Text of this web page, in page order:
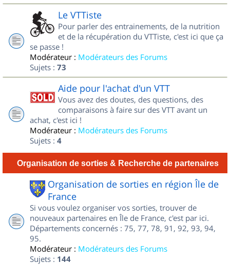
Le VTTiste
Pour parler des entrainements, de la nutrition
et de la récupération du VTTiste, c'est ici que ça
se passe !
Modérateur : Modérateurs des Forums
Sujets : 73
Aide pour l'achat d'un VTT
Vous avez des doutes, des questions, des
comparaisons à faire sur des VTT avant un
achat, c'est ici !
Modérateur : Modérateurs des Forums
Sujets : 4
Organisation de sorties & Recherche de partenaires
Organisation de sorties en région Île de
France
Si vous voulez organiser vos sorties, trouver de
nouveaux partenaires en Île de France, c'est par ici.
Départements concernés : 75, 77, 78, 91, 92, 93, 94,
95.
Modérateur : Modérateurs des Forums
Sujets : 144